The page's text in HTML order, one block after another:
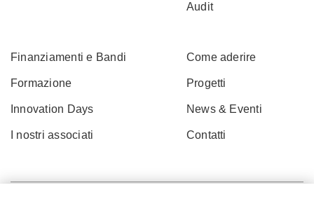
Audit
Finanziamenti e Bandi
Formazione
Innovation Days
I nostri associati
Come aderire
Progetti
News & Eventi
Contatti